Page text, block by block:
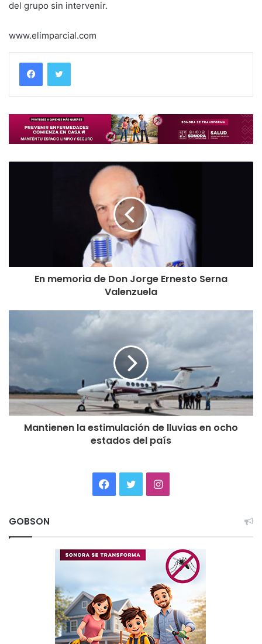
del grupo sin intervenir.
www.elimparcial.com
En memoria de Don Jorge Ernesto Serna
Valenzuela
Mantienen la estimulación de lluvias en ocho
estados del país
Facebook
TwitterInstagram
GOBSON